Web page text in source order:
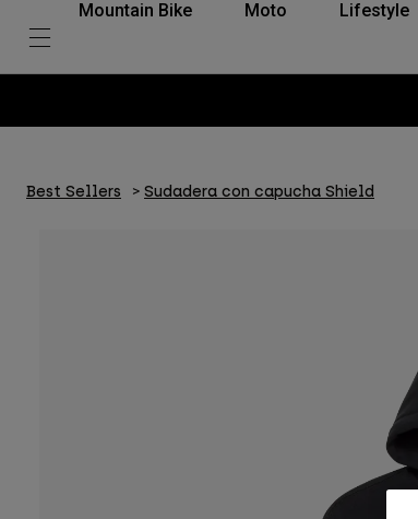
Mountain Bike Moto Lifestyle
Best Sellers Sudadera con capucha Shield